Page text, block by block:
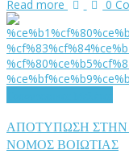
Read more 0
ΑΠΟΤΥΠΩΣΗ ΣΤΗΝ
ΝΟΜΟΣ ΒΟΙΩΤΙΑΣ